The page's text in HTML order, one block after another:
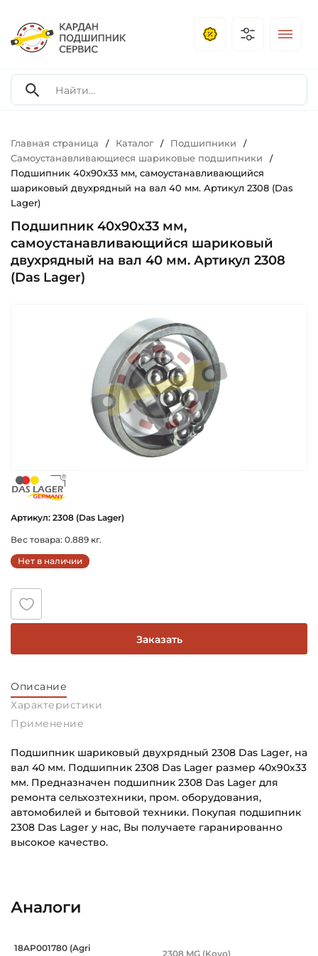
Главная страница / Каталог / Подшипники /
Самоустанавливающиеся шариковые подшипники /
Подшипник 40х90х33 мм, самоустанавливающийся
шариковый двухрядный на вал 40 мм. Артикул 2308 (Das
Lager)
Подшипник 40х90х33 мм,
самоустанавливающийся шариковый
двухрядный на вал 40 мм. Артикул 2308
(Das Lager)
Артикул: 2308 (Das Lager)
Вес товара: 0.889 кг.
Нет в наличии
Заказать
Описание
Характеристики
Применение
Подшипник шариковый двухрядный 2308 Das Lager, на
вал 40 мм. Подшипник 2308 Das Lager размер 40х90х33
мм. Предназначен подшипник 2308 Das Lager для
ремонта сельхозтехники, пром. оборудования,
автомобилей и бытовой техники. Покупая подшипник
2308 Das Lager у нас, Вы получаете гаранированно
высокое качество.
Наружный диаметр (D):
Категория:
Аналоги
Подшипник 40х90х33 мм,
18AP001780 (Agri
Подшипник
2308 MG (Koyo)